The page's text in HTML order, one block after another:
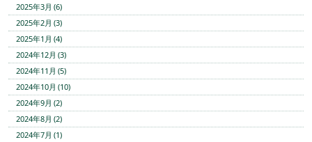
2025年3月 (6)
2025年2月 (3)
2025年1月 (4)
2024年12月 (3)
2024年11月 (5)
2024年10月 (10)
2024年9月 (2)
2024年8月 (2)
2024年7月 (1)